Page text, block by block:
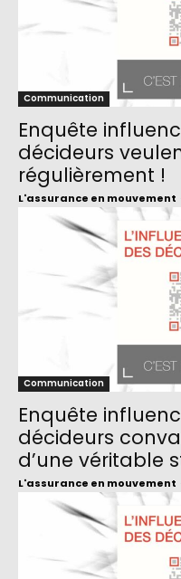
Communication
Enquête
décideurs
régulièrement !
L'assurance en mouvement
Communication
Enquête
décideurs
d’une véritable
L'assurance en mouvement